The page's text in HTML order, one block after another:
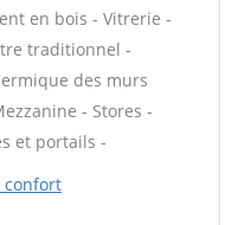
en bois - Vitrerie -
traditionnel -
des murs
- Stores -
et portails -
confort